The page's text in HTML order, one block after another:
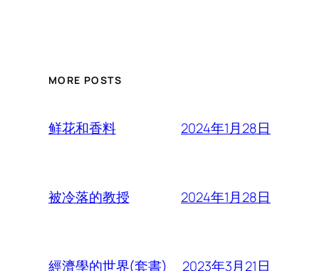
MORE POSTS
鲜花和香料 2024年1月28日
被冷落的教授 2024年1月28日
經濟學的世界(套書) 2023年3月21日